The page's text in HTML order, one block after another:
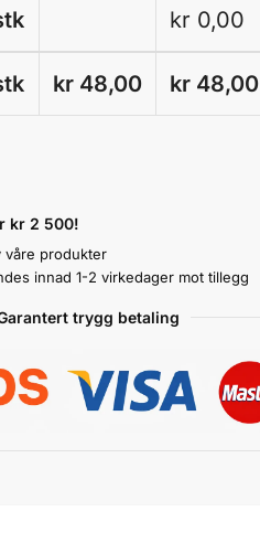
kr 0,00
kr 48,00 kr48,00
kr 2 500!
våre produkter
innad 1-2 virkedager mot tillegg
trygg betaling